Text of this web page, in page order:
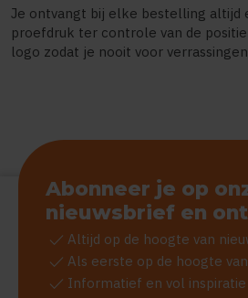
Je ontvangt bij elke bestelling altijd
proefdruk ter controle van de
logo zodat je nooit voor
Abonneer je op
nieuwsbrief en
check Altijd op de hoogte van
check Als eerste op de hoogte
check Informatief en vol inspiratie